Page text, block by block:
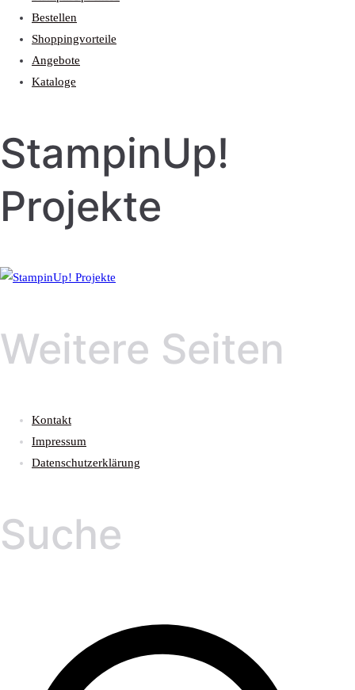
Bestellen
Shoppingvorteile
Angebote
Kataloge
StampinUp!
Projekte
Weitere Seiten
Kontakt
Impressum
Datenschutzerklärung
Suche